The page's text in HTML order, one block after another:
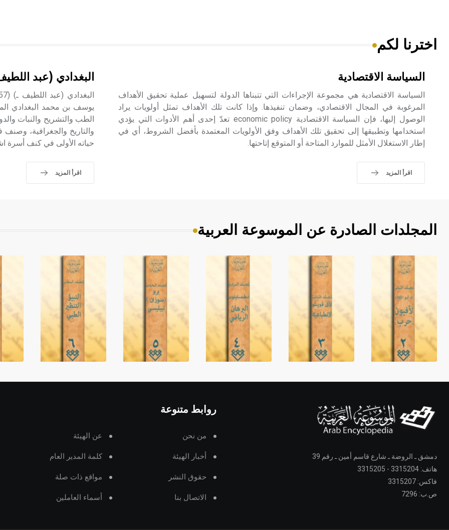
اخترنا لكم
السياسة الاقتصادية
السياسة الاقتصادية هي مجموعة الإجراءات التي تتبناها الدولة لتسهيل عملية تحقيق الأهداف
المرغوبة في المجال الاقتصادي، وضمان تنفيذها. وإذا كانت تلك الأهداف تمثل أولويات يراد
الوصول إليها، فإن السياسة الاقتصادية economic policy تعدّ إحدى أهم الأدوات التي يؤدي
استخدامها وتطبيقها إلى تحقيق تلك الأهداف وفق الأولويات المعتمدة بأفضل الشروط، أي في
إطار الاستغلال الأمثل للموارد المتاحة أو المتوقع إتاحتها.
اقرأ المزيد
البغدادي (عبد
يوسف بن محمد البغدادي
الطب والتشريح والنبات
والتاريخ والجغرافية،
حياته الأولى في كنف أسرة
اقرأ المزيد
المجلدات الصادرة عن الموسوعة العربية
دمشق ـ الروضة ـ شارع قاسم أمين ـ رقم 39
هاتف: 3315204 - 3315205
فاكس: 3315207
ص.ب: 7296
روابط متنوعة
من نحن عن الهيئة
أخبار الهيئة كلمة المدير العام
حقوق النشر مواقع ذات صلة
الاتصال بنا أسماء العاملين